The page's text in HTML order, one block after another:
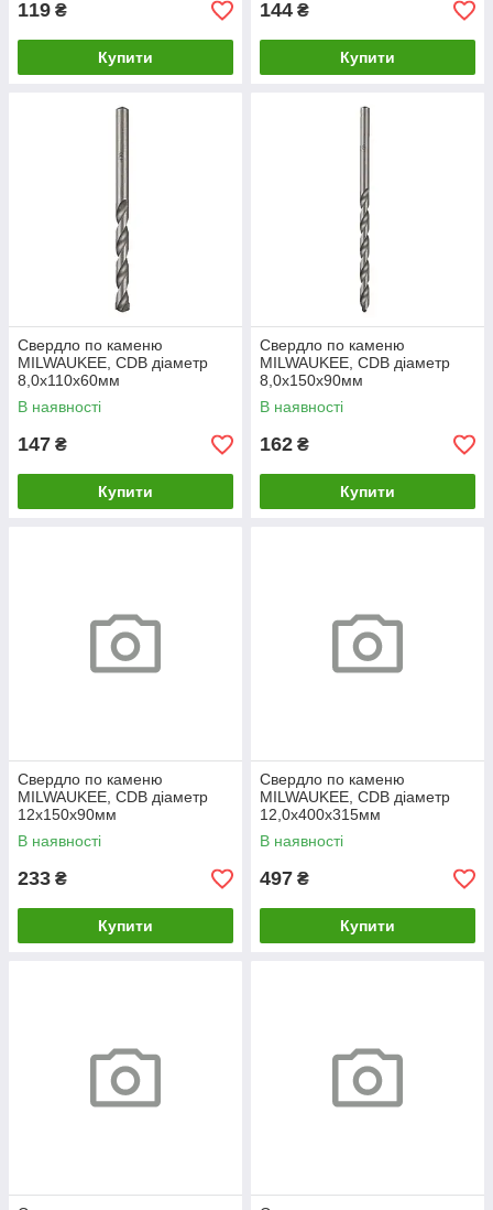
119 ₴
Купити
144 ₴
Купити
Свердло по каменю
MILWAUKEE, CDB діаметр
8,0x110х60мм
В наявності
147 ₴
Купити
Свердло по каменю
MILWAUKEE, CDB діаметр
8,0x150х90мм
В наявності
162 ₴
Купити
Свердло по каменю
MILWAUKEE, CDB діаметр
12x150х90мм
В наявності
233 ₴
Купити
Свердло по каменю
MILWAUKEE, CDB діаметр
12,0x400х315мм
В наявності
497 ₴
Купити